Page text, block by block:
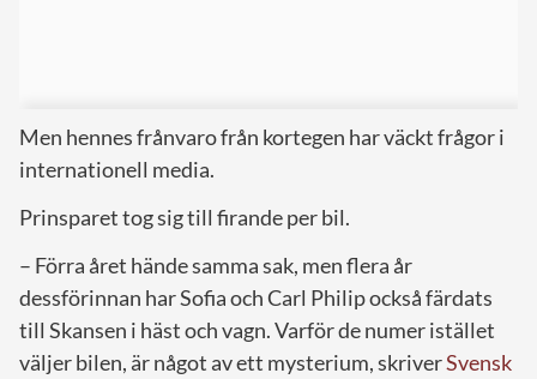
Men hennes frånvaro från kortegen har väckt frågor i
internationell media.
Prinsparet tog sig till firande per bil.
– Förra året hände samma sak, men flera år
dessförinnan har Sofia och Carl Philip också färdats
till Skansen i häst och vagn. Varför de numer istället
väljer bilen, är något av ett mysterium, skriverSvensk